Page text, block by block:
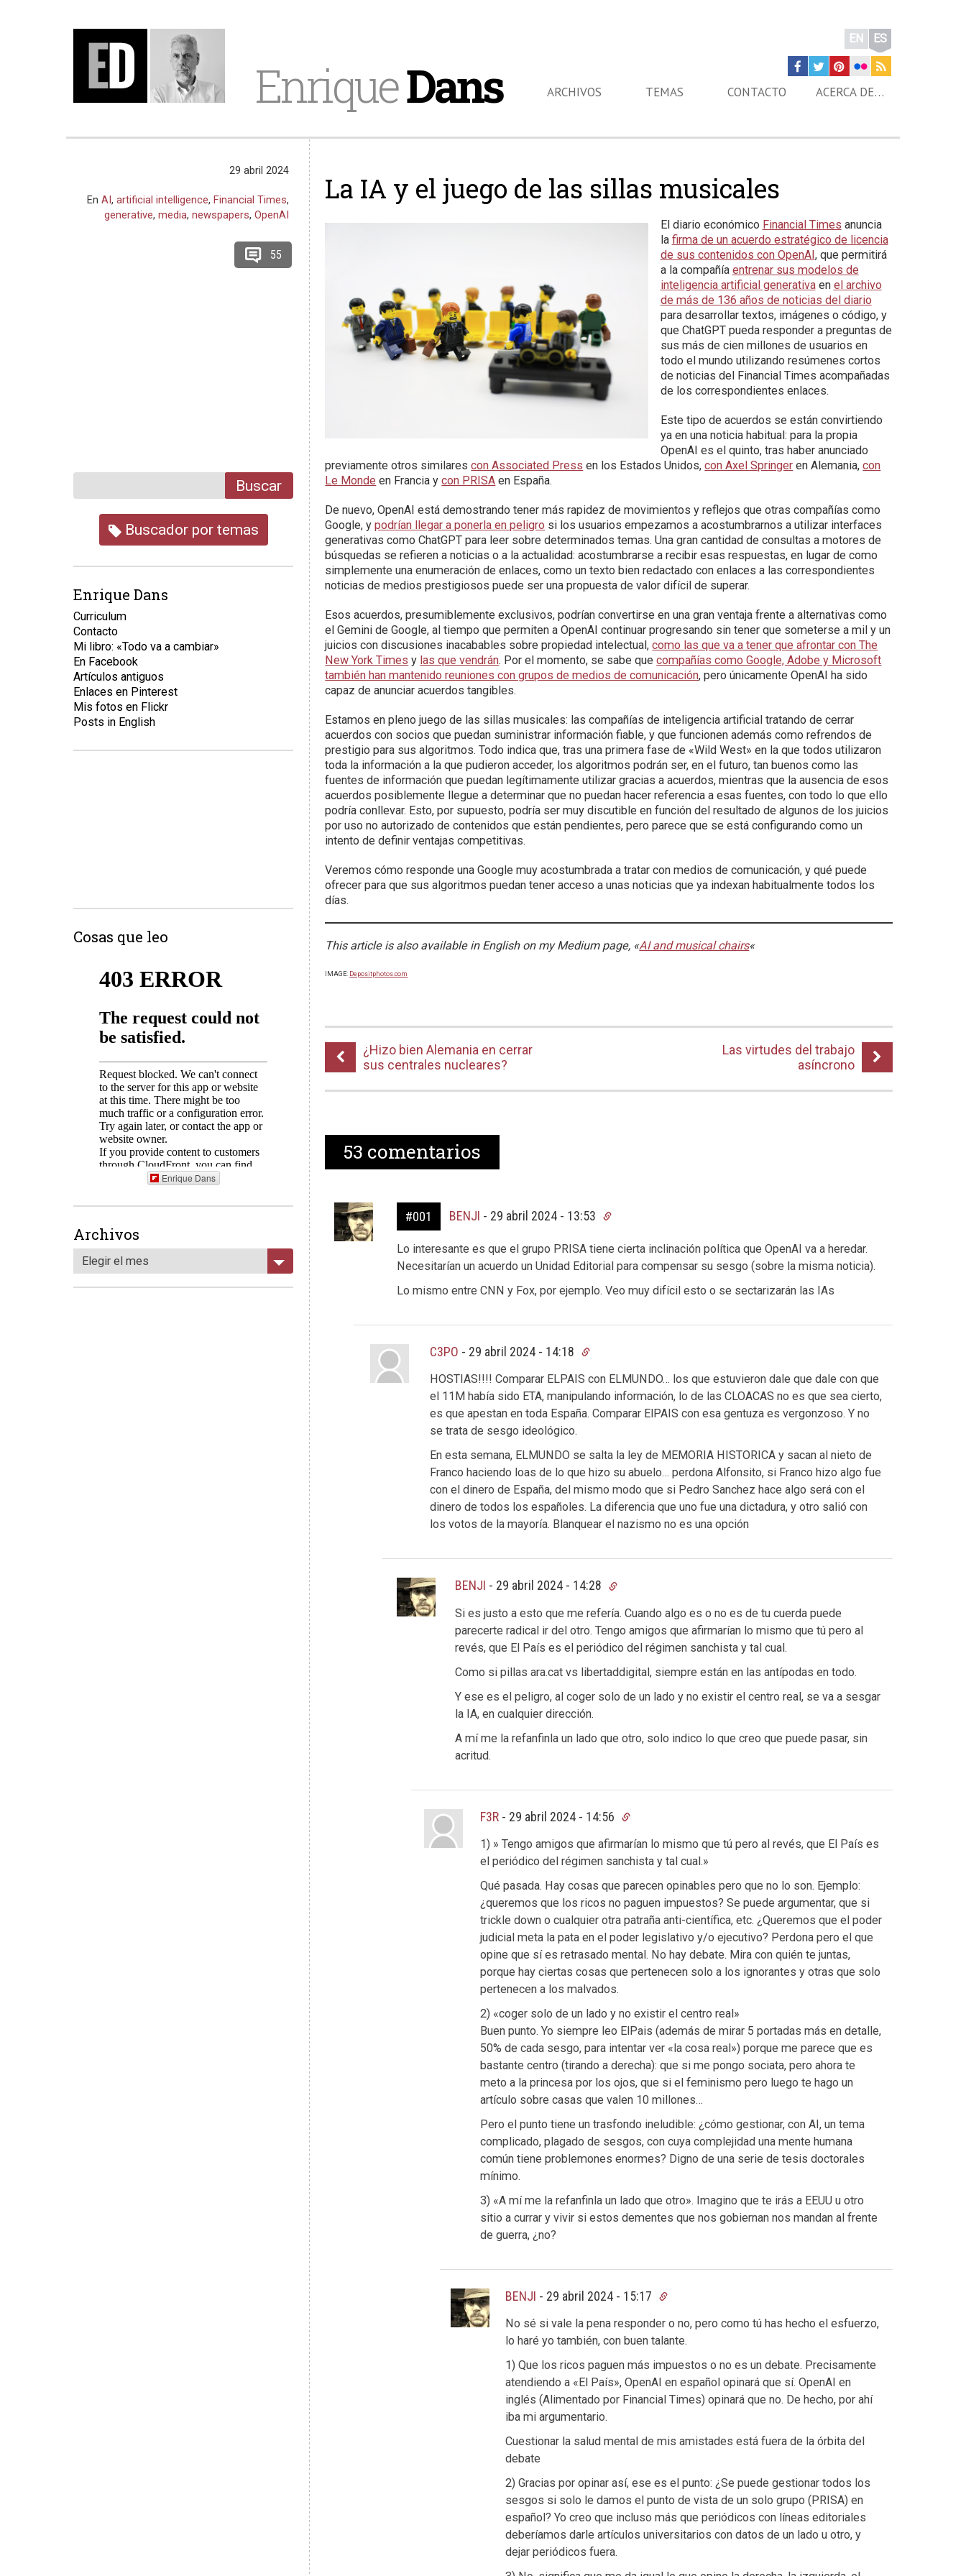
EnriqueDans
EN ES
ARCHIVOS TEMAS CONTACTO ACERCA DE…
La IA y el juego de las sillas musicales
El diario económico Financial Times anuncia
la firma de un acuerdo estratégico de licencia
de sus contenidos con OpenAI, que permitirá
a la compañía entrenar sus modelos de
inteligencia artificial generativaen el archivo
de más de 136 años de noticias del diario
para desarrollar textos, imágenes o código, y
que ChatGPT pueda responder a preguntas de
sus más de cien millones de usuarios en
todo el mundo utilizando resúmenes cortos
de noticias del Financial Times acompañadas
de los correspondientes enlaces.
Este tipo de acuerdos se están convirtiendo
ya en una noticia habitual: para la propia
OpenAI es el quinto, tras haber anunciado
previamente otros similarescon Associated Press en los Estados Unidos,con Axel Springer en Alemania,con
Le Monde en Francia ycon PRISA en España.
De nuevo, OpenAI está demostrando tener más rapidez de movimientos y reflejos que otras compañías como
Google, ypodrían llegar a ponerla en peligro si los usuarios empezamos a acostumbrarnos a utilizar interfaces
generativas como ChatGPT para leer sobre determinados temas. Una gran cantidad de consultas a motores de
búsquedas se refieren a noticias o a la actualidad: acostumbrarse a recibir esas respuestas, en lugar de como
simplemente una enumeración de enlaces, como un texto bien redactado con enlaces a las correspondientes
noticias de medios prestigiosos puede ser una propuesta de valor difícil de superar.
Esos acuerdos, presumiblemente exclusivos, podrían convertirse en una gran ventaja frente a alternativas como
el Gemini de Google, al tiempo que permiten a OpenAI continuar progresando sin tener que someterse a mil y un
juicios con discusiones inacabables sobre propiedad intelectual,como las que va a tener que afrontar con The
New York Times y las que vendrán. Por el momento, se sabe quecompañías como Google, Adobe y Microsoft
también han mantenido reuniones con grupos de medios de comunicación, pero únicamente OpenAI ha sido
capaz de anunciar acuerdos tangibles.
Estamos en pleno juego de las sillas musicales: las compañías de inteligencia artificial tratando de cerrar
acuerdos con socios que puedan suministrar información fiable, y que funcionen además como refrendos de
prestigio para sus algoritmos. Todo indica que, tras una primera fase de «Wild West» en la que todos utilizaron
toda la información a la que pudieron acceder, los algoritmos podrán ser, en el futuro, tan buenos como las
fuentes de información que puedan legítimamente utilizar gracias a acuerdos, mientras que la ausencia de esos
acuerdos posiblemente llegue a determinar que no puedan hacer referencia a esas fuentes, con todo lo que ello
podría conllevar. Esto, por supuesto, podría ser muy discutible en función del resultado de algunos de los juicios
por uso no autorizado de contenidos que están pendientes, pero parece que se está configurando como un
intento de definir ventajas competitivas.
Veremos cómo responde una Google muy acostumbrada a tratar con medios de comunicación, y qué puede
ofrecer para que sus algoritmos puedan tener acceso a unas noticias que ya indexan habitualmente todos los
días.
This article is also available in English on my Medium page, «AI and musical chairs«
IMAGE: Depositphotos.com
¿Hizo bien Alemania en cerrar
sus centrales nucleares?
Las virtudes del trabajo
asíncrono
53 comentarios
#001 BENJI - 29 abril 2024 - 13:53
Lo interesante es que el grupo PRISA tiene cierta inclinación política que OpenAI va a heredar.
Necesitarían un acuerdo un Unidad Editorial para compensar su sesgo (sobre la misma noticia).
Lo mismo entre CNN y Fox, por ejemplo. Veo muy difícil esto o se sectarizarán las IAs
C3PO - 29 abril 2024 - 14:18
HOSTIAS!!!! Comparar ELPAIS con ELMUNDO… los que estuvieron dale que dale con que
el 11M había sido ETA, manipulando información, lo de las CLOACAS no es que sea cierto,
es que apestan en toda España. Comparar ElPAIS con esa gentuza es vergonzoso. Y no
se trata de sesgo ideológico.
En esta semana, ELMUNDO se salta la ley de MEMORIA HISTORICA y sacan al nieto de
Franco haciendo loas de lo que hizo su abuelo… perdona Alfonsito, si Franco hizo algo fue
con el dinero de España, del mismo modo que si Pedro Sanchez hace algo será con el
dinero de todos los españoles. La diferencia que uno fue una dictadura, y otro salió con
los votos de la mayoría. Blanquear el nazismo no es una opción
BENJI - 29 abril 2024 - 14:28
Si es justo a esto que me refería. Cuando algo es o no es de tu cuerda puede
parecerte radical ir del otro. Tengo amigos que afirmarían lo mismo que tú pero al
revés, que El País es el periódico del régimen sanchista y tal cual.
Como si pillas ara.cat vs libertaddigital, siempre están en las antípodas en todo.
Y ese es el peligro, al coger solo de un lado y no existir el centro real, se va a sesgar
la IA, en cualquier dirección.
A mí me la refanfinla un lado que otro, solo indico lo que creo que puede pasar, sin
acritud.
F3R - 29 abril 2024 - 14:56
1) » Tengo amigos que afirmarían lo mismo que tú pero al revés, que El País es
el periódico del régimen sanchista y tal cual.»
Qué pasada. Hay cosas que parecen opinables pero que no lo son. Ejemplo:
¿queremos que los ricos no paguen impuestos? Se puede argumentar, que si
trickle down o cualquier otra patraña anti-científica, etc. ¿Queremos que el poder
judicial meta la pata en el poder legislativo y/o ejecutivo? Perdona pero el que
opine que sí es retrasado mental. No hay debate. Mira con quién te juntas,
porque hay ciertas cosas que pertenecen solo a los ignorantes y otras que solo
pertenecen a los malvados.
2) «coger solo de un lado y no existir el centro real»
Buen punto. Yo siempre leo ElPais (además de mirar 5 portadas más en detalle,
50% de cada sesgo, para intentar ver «la cosa real») porque me parece que es
bastante centro (tirando a derecha): que si me pongo sociata, pero ahora te
meto a la princesa por los ojos, que si el feminismo pero luego te hago un
artículo sobre casas que valen 10 millones…
Pero el punto tiene un trasfondo ineludible: ¿cómo gestionar, con AI, un tema
complicado, plagado de sesgos, con cuya complejidad una mente humana
común tiene problemones enormes? Digno de una serie de tesis doctorales
mínimo.
3) «A mí me la refanfinla un lado que otro». Imagino que te irás a EEUU u otro
sitio a currar y vivir si estos dementes que nos gobiernan nos mandan al frente
de guerra, ¿no?
BENJI - 29 abril 2024 - 15:17
No sé si vale la pena responder o no, pero como tú has hecho el esfuerzo,
lo haré yo también, con buen talante.
1) Que los ricos paguen más impuestos o no es un debate. Precisamente
atendiendo a «El País», OpenAI en español opinará que sí. OpenAI en
inglés (Alimentado por Financial Times) opinará que no. De hecho, por ahí
iba mi argumentario.
Cuestionar la salud mental de mis amistades está fuera de la órbita del
debate
2) Gracias por opinar así, ese es el punto: ¿Se puede gestionar todos los
sesgos si solo le damos el punto de vista de un solo grupo (PRISA) en
español? Yo creo que incluso más que periódicos con líneas editoriales
deberíamos darle artículos universitarios con datos de un lado u otro, y
dejar periódicos fuera.
29 abril 2024
EnAI,artificial intelligence,Financial Times,
generative,media,newspapers,OpenAI
55
Buscar
Buscador por temas
Enrique Dans
Curriculum
Contacto
Mi libro: «Todo va a cambiar»
En Facebook
Artículos antiguos
Enlaces en Pinterest
Mis fotos en Flickr
Posts in English
Cosas que leo
Enrique Dans
Archivos
Elegir el mes